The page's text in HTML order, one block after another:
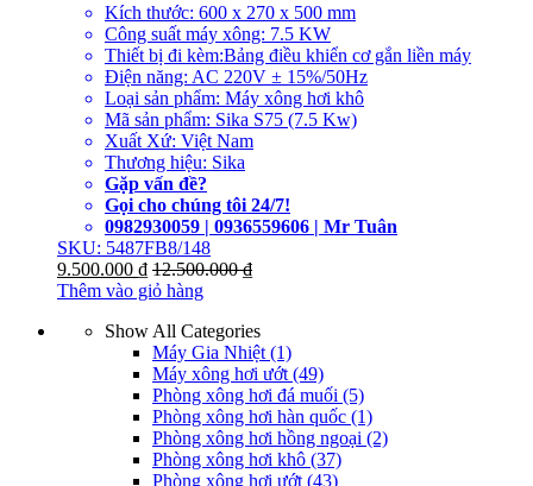
Kích thước: 600 x 270 x 500 mm
Công suất máy xông: 7.5 KW
Thiết bị đi kèm:Bảng điều khiển cơ gắn liền máy
Điện năng: AC 220V ± 15%/50Hz
Loại sản phẩm: Máy xông hơi khô
Mã sản phẩm: Sika S75 (7.5 Kw)
Xuất Xứ: Việt Nam
Thương hiệu: Sika
Gặp vấn đề?
Gọi cho chúng tôi 24/7!
0982930059 | 0936559606 | Mr Tuân
SKU: 5487FB8/148
9.500.000 ₫ 12.500.000₫
Thêm vào giỏ hàng
Show All Categories
Máy Gia Nhiệt (1)
Máy xông hơi ướt (49)
Phòng xông hơi đá muối (5)
Phòng xông hơi hàn quốc (1)
Phòng xông hơi hồng ngoại (2)
Phòng xông hơi khô (37)
Phòng xông hơi ướt (43)